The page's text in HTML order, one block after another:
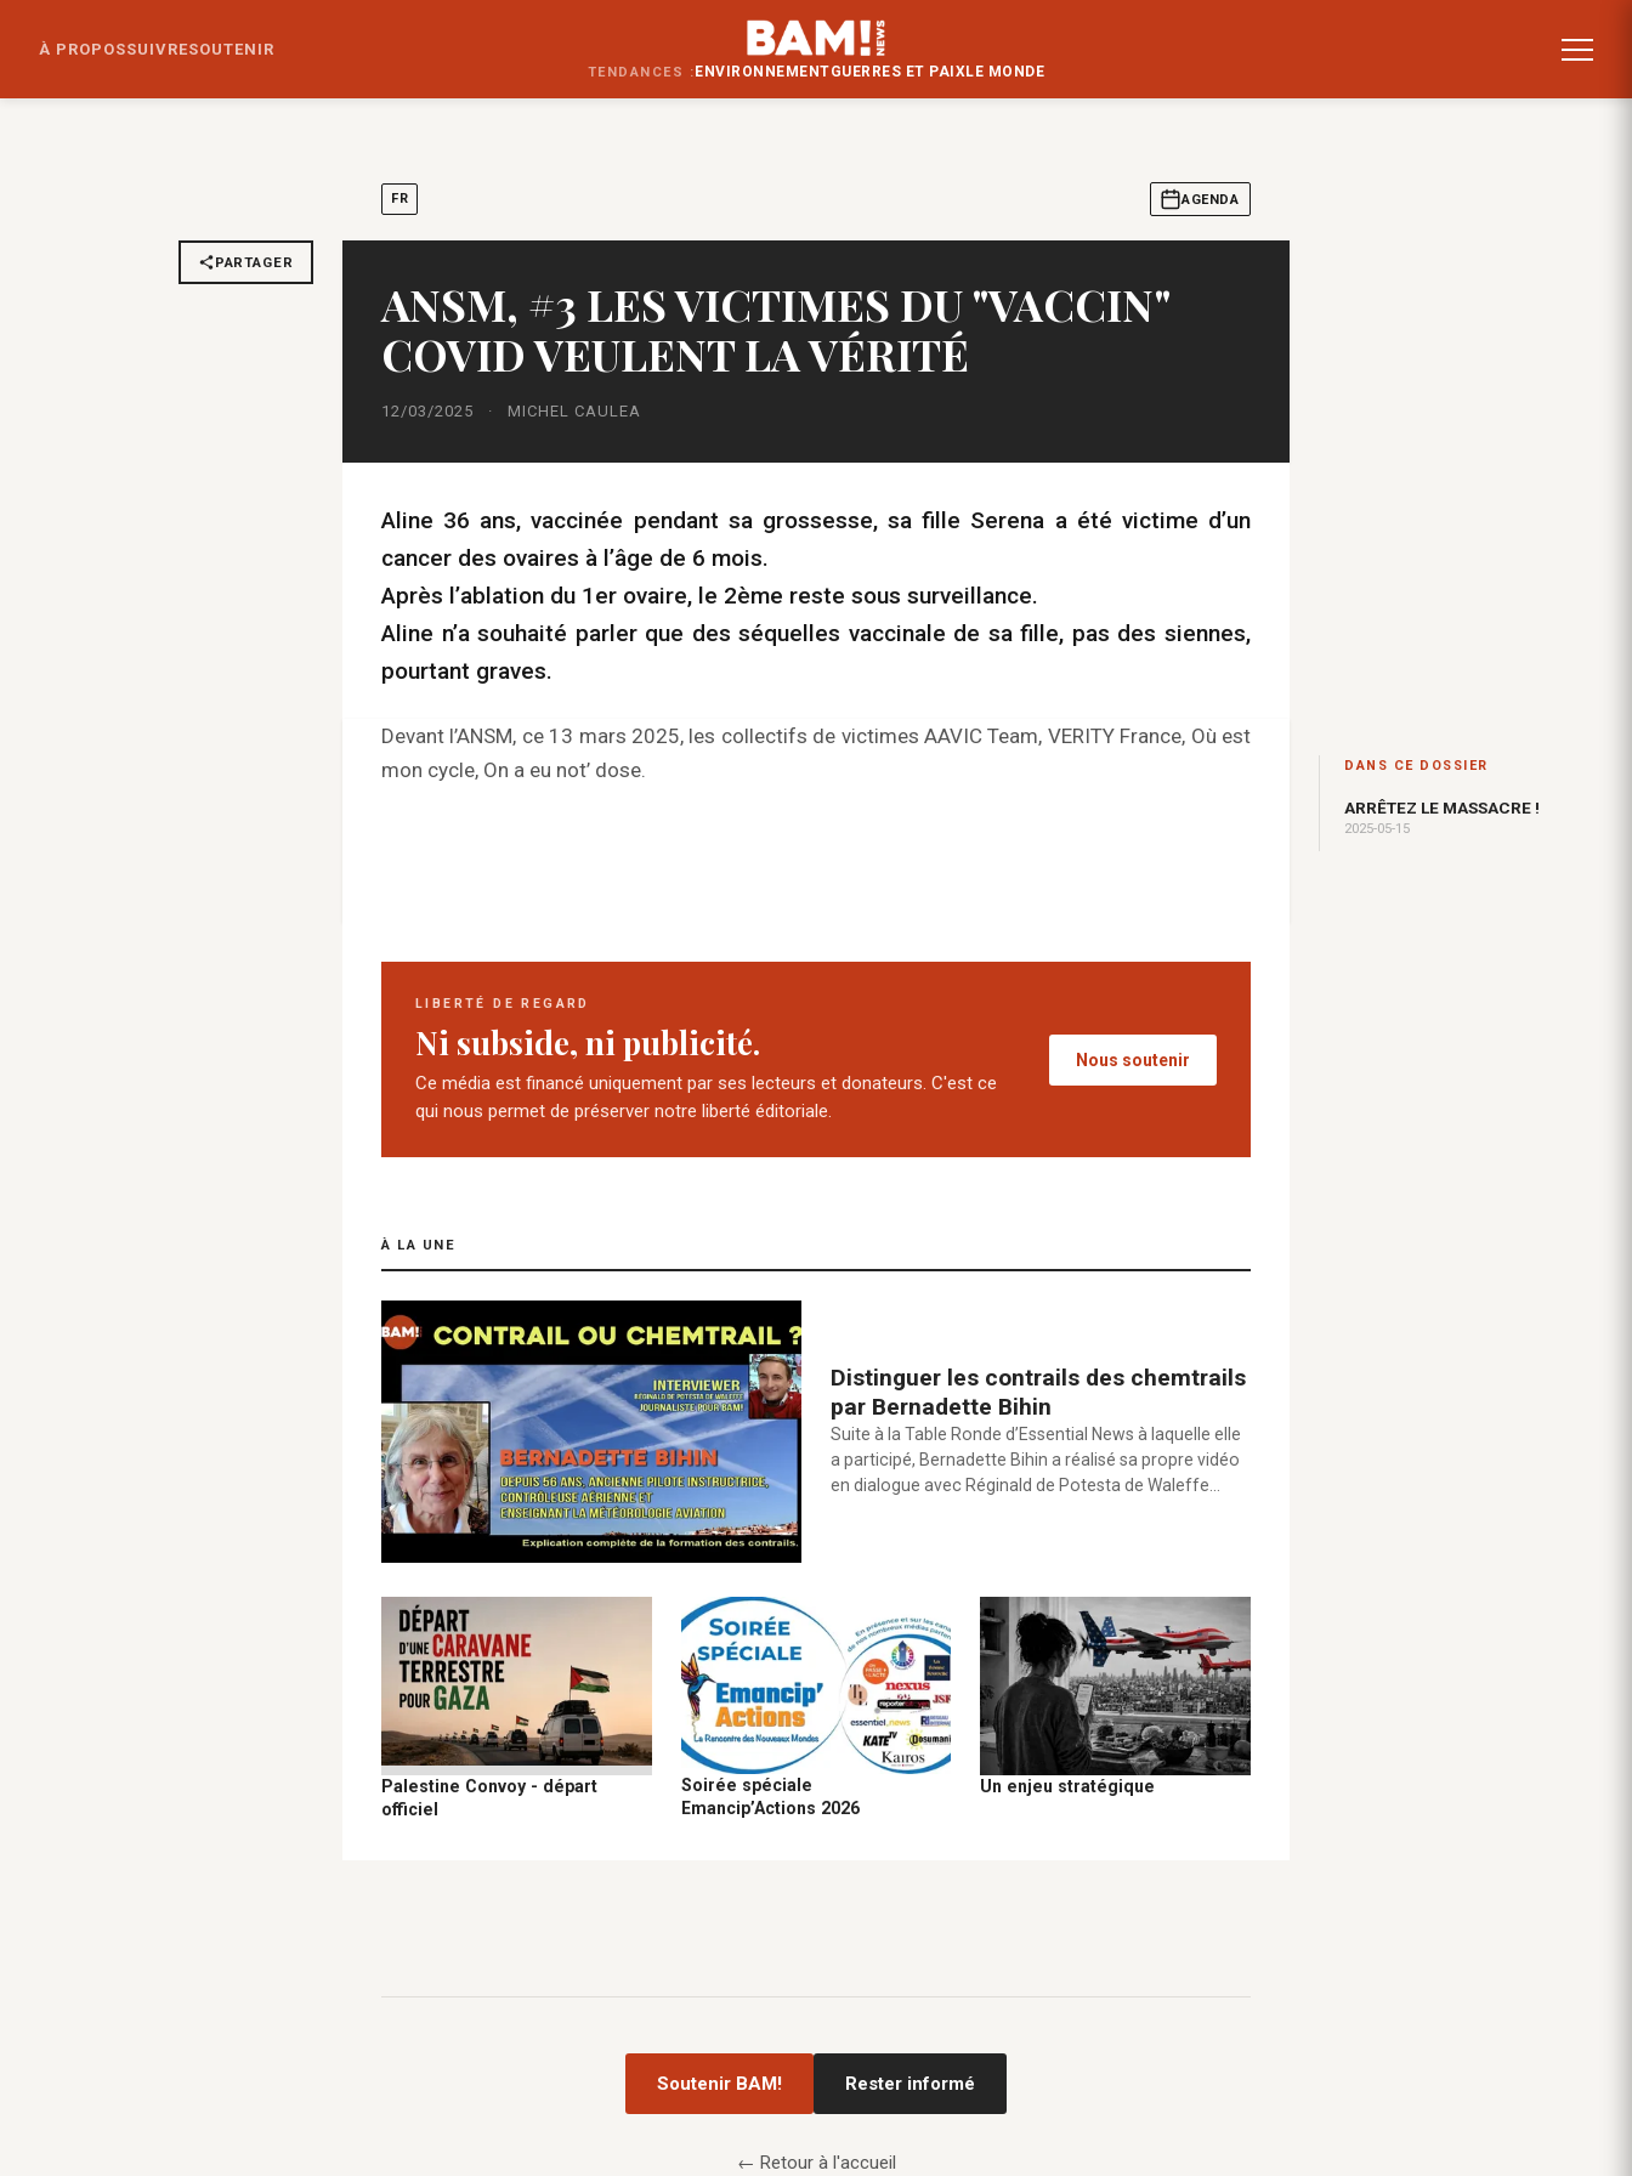
À PROPOSSUIVRESOUTENIR
TENDANCES : ENVIRONNEMENTGUERRES ET PAIXLE MONDE
FR AGENDA
PARTAGER
ANSM, #3 LES VICTIMES DU "VACCIN"
COVID VEULENT LA VÉRITÉ
12/03/2025 · MICHEL CAULEA
Aline 36 ans, vaccinée pendant sa grossesse, sa fille Serena a été victime d’un
cancer des ovaires à l’âge de 6 mois.
Après l’ablation du 1er ovaire, le 2ème reste sous surveillance.
Aline n’a souhaité parler que des séquelles vaccinale de sa fille, pas des siennes,
pourtant graves.
Devant l’ANSM, ce 13 mars 2025, les collectifs de victimes AAVIC Team, VERITY France, Où est
mon cycle, On a eu not’ dose.
DANS CE DOSSIER
ARRÊTEZ LE MASSACRE !
2025-05-15
LIBERTÉ DE REGARD
Ni subside, ni publicité.
Ce média est financé uniquement par ses lecteurs et donateurs. C'est ce
qui nous permet de préserver notre liberté éditoriale.
Nous soutenir
À LA UNE
Distinguer les contrails des chemtrails
par Bernadette Bihin
Suite à la Table Ronde d’Essential News à laquelle elle
a participé, Bernadette Bihin a réalisé sa propre vidéo
en dialogue avec Réginald de Potesta de Waleffe…
Palestine Convoy - départ
officiel
Soirée spéciale
Emancip’Actions 2026
Un enjeu stratégique
Soutenir BAM! Rester informé
← Retour à l'accueil